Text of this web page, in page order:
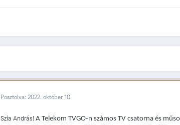
Posztolva: 2022. október 10.
Szia András! A Telekom TVGO-n számos TV csatorna és